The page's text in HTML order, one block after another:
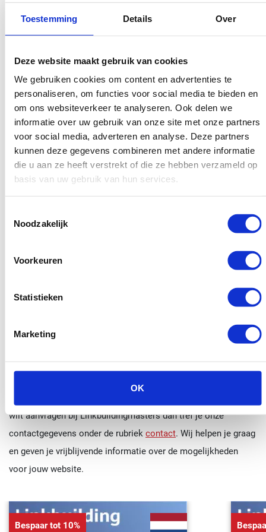
Toestemming Details Over
Deze website maakt gebruik van cookies
We gebruiken cookies om content en advertenties te
personaliseren, om functies voor social media te bieden en
om ons websiteverkeer te analyseren. Ook delen we
informatie over uw gebruik van onze site met onze partners
voor social media, adverteren en analyse. Deze partners
kunnen deze gegevens combineren met andere informatie
die u aan ze heeft verstrekt of die ze hebben verzameld op
basis van uw gebruik van hun services.
Noodzakelijk
Voorkeuren
Statistieken
Marketing
OK
waarmee we jouw bedrijf uit Den Haag hoger in de
zoekmachines krijgen. Onze pakketten zijn perfect afgesteld
speciaal op maat voor jouw bedrijf leveren, zonder dat we hier
extra kosten voor rekenen. Onze linkbuilders in Den Haag
helpen je graag!
Dit is een overzicht van de linkbuilding pakketten die wij in Den
Haag aanbieden:
Small
Medium
Extra large
Wij raden je op voorhand het op maat linkbuilding pakket aan,
omdat onze ervaring uitwijst dat dit linkbuilding pakket goed
presteert in Den Haag en omgeving. Je kunt bij ons bedrijf ook
over linkbuilding Den Haag?
wilt aanvragen bij Linkbuildingmasters dan tref je onze
contactgegevens onder de rubriek contact. Wij helpen je graag
en geven je vrijblijvende informatie over de mogelijkheden
voor jouw website.
Bespaar tot 10%